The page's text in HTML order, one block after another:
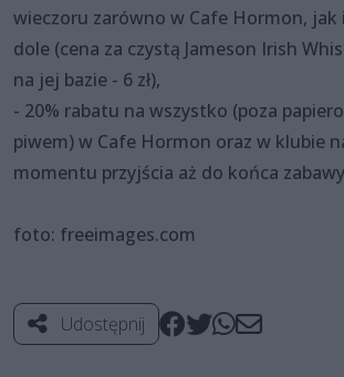
wieczoru zarówno w Cafe Hormon, jak
dole (cena za czystą Jameson Irish
na jej bazie - 6 zł),
- 20% rabatu na wszystko (poza
piwem) w Cafe Hormon oraz w klubie
momentu przyjścia aż do końca
foto: freeimages.com
Udostępnij